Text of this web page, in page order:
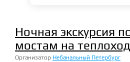
Ночная экскурсия
мостам на
Организатор Небанальный Петербург